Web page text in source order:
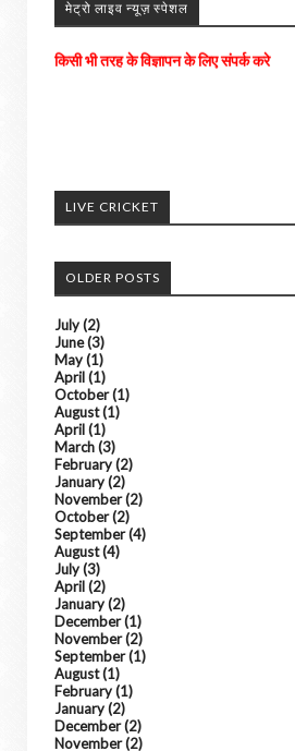
मेट्रो लाइव न्यूज़ स्पेशल
अच्छी खबरों को हम अपने पोर्टल में दिखाएंगे। ......
किसी भी तरह के विज्ञापन के लिए संपर्क करे
LIVE CRICKET
OLDER POSTS
July(2)
June(3)
May(1)
April(1)
October(1)
August(1)
April(1)
March(3)
February(2)
January(2)
November(2)
October(2)
September(4)
August(4)
July(3)
April(2)
January(2)
December(1)
November(2)
September(1)
August(1)
February(1)
January(2)
December(2)
November(2)